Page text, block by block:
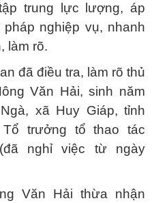
trung lực lượng, áp
nghiệp vụ, nhanh
làm rõ.
đã điều tra, làm rõ thủ
Văn Hải, sinh năm
xã Huy Giáp, tỉnh
trưởng tổ thao tác
nghỉ việc từ ngày
Văn Hải thừa nhận